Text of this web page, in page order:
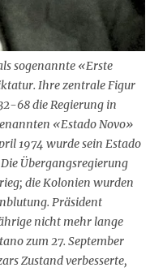
sogenannte «Erste
Ihre zentrale Figur
68 die Regierung in
«Estado Novo»
1974 wurde sein Estado
Übergangsregierung
die Kolonien wurden
Präsident
nicht mehr lange
zum 27. September
Zustand verbesserte,